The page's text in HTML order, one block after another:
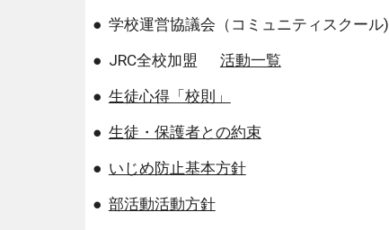
● 学校運営協議会（コミュニティスクール)
● JRC全校加盟 活動一覧
● 生徒心得「校則」
● 生徒・保護者との約束
● いじめ防止基本方針
● 部活動活動方針